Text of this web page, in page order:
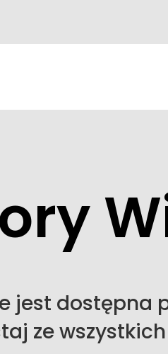
jest dostępna
ze